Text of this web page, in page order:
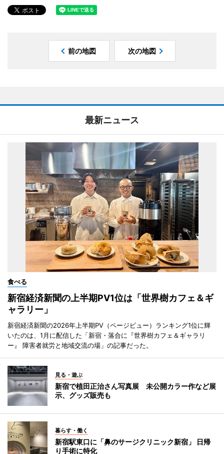
前の地図 次の地図
最新ニュース
食べる
新宿経済新聞の上半期PV1位は「世界樹カフェ＆ギ
ャラリー」
新宿経済新聞の2026年上半期PV（ページビュー）ランキング1位に輝
いたのは、1月に配信した「新宿・落合に『世界樹カフェ＆ギャラリ
ー』 障害者就労と地域交流の場」の記事だった。
見る・遊ぶ
新宿で植田正治さん写真展 未公開カラー作など展
示、グッズ販売も
暮らす・働く
新宿駅東口に「鼻のサージクリニック新宿」 日帰
り手術に特化